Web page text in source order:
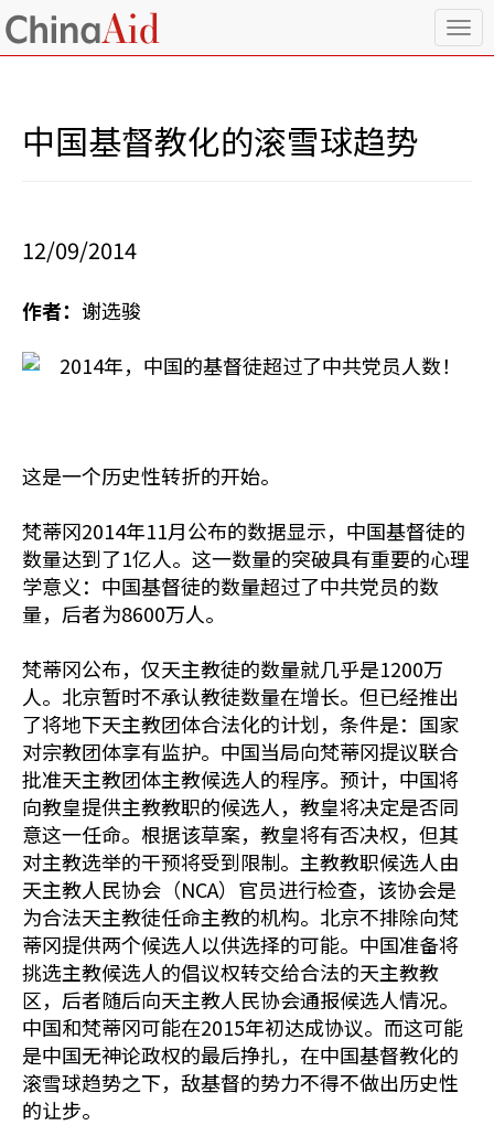
T
o
中国基督教化的滚雪球趋势
12/09/2014
作者： 谢选骏
2014年，中国的基督徒超过了中共党员人数！
这是一个历史性转折的开始。
梵蒂冈2014年11月公布的数据显示，中国基督徒的
数量达到了1亿人。这一数量的突破具有重要的心理
学意义：中国基督徒的数量超过了中共党员的数
量，后者为8600万人。
梵蒂冈公布，仅天主教徒的数量就几乎是1200万
人。北京暂时不承认教徒数量在增长。但已经推出
了将地下天主教团体合法化的计划，条件是：国家
对宗教团体享有监护。中国当局向梵蒂冈提议联合
批准天主教团体主教候选人的程序。预计，中国将
向教皇提供主教教职的候选人，教皇将决定是否同
意这一任命。根据该草案，教皇将有否决权，但其
对主教选举的干预将受到限制。主教教职候选人由
天主教人民协会（NCA）官员进行检查，该协会是
为合法天主教徒任命主教的机构。北京不排除向梵
蒂冈提供两个候选人以供选择的可能。中国准备将
挑选主教候选人的倡议权转交给合法的天主教教
区，后者随后向天主教人民协会通报候选人情况。
中国和梵蒂冈可能在2015年初达成协议。而这可能
是中国无神论政权的最后挣扎，在中国基督教化的
滚雪球趋势之下，敌基督的势力不得不做出历史性
的让步。